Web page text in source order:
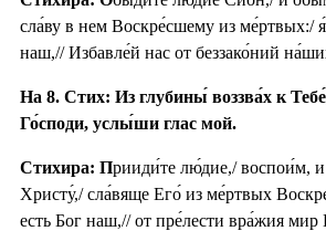
сла́ву в нем Воскре́сшему из ме́ртвых:/
наш,// Избавле́й нас от беззако́ний
На 8. Стих: Из глубины́ воззва́х к
Го́споди, услы́ши глас мой.
Стихира: Прииди́те лю́дие,/ воспои́м,
Христу́,/ сла́вяще Его́ из ме́ртвых
есть Бог наш,// от пре́лести вра́жия мир